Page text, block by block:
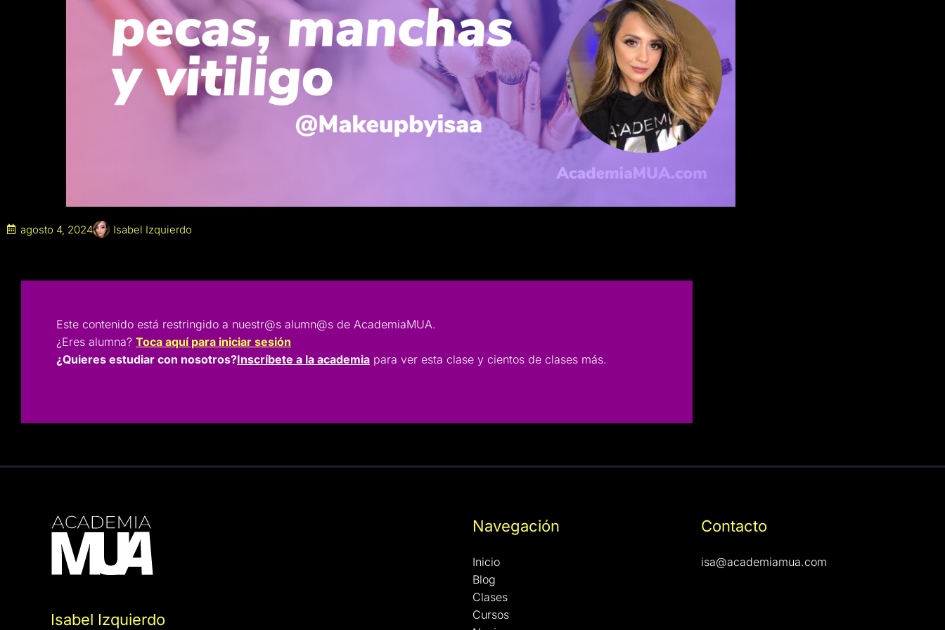
agosto 4, 2024 Isabel Izquierdo
Este contenido está restringido a nuestr@s alumn@s de AcademiaMUA.
¿Eres alumna? Toca aquí para iniciar sesión
¿Quieres estudiar con nosotros?Inscríbete a la academia para ver esta clase y cientos de clases más.
Isabel Izquierdo
Navegación
Inicio
Blog
Clases
Cursos
Contacto
isa@academiamua.com